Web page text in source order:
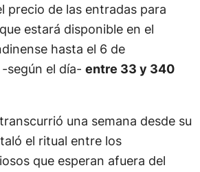
precio de las entradas para
estará disponible en el
hasta el 6 de
según el día- entre 33 y 340
una semana desde su
el ritual entre los
que esperan afuera del